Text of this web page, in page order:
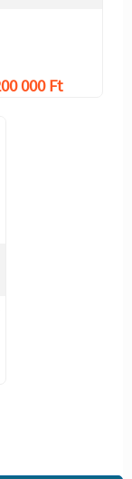
000 Ft